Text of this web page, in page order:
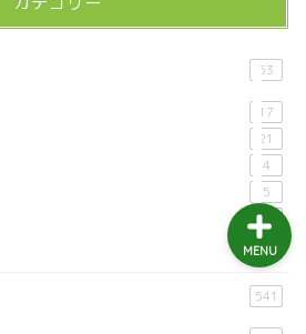
53
17
21
4
5
2
4
541
MENU